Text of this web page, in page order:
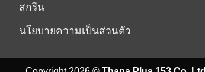
สกรีน
นโยบายความเป็นส่วนตัว